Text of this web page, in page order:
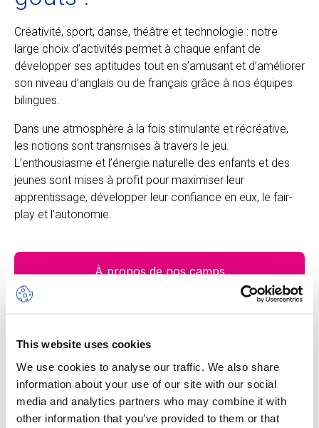
This website uses cookies
We use cookies to analyse our traffic. We also share
information about your use of our site with our social
media and analytics partners who may combine it with
other information that you’ve provided to them or that
Créativité, sport, danse, théâtre et technologie : notre
large choix d’activités permet à chaque enfant de
développer ses aptitudes tout en s’amusant et d’améliorer
son niveau d’anglais ou de français grâce à nos équipes
bilingues.
Dans une atmosphère à la fois stimulante et récréative,
les notions sont transmises à travers le jeu.
L’enthousiasme et l’énergie naturelle des enfants et des
jeunes sont mises à profit pour maximiser leur
apprentissage, développer leur confiance en eux, le fair-
play et l’autonomie.
À propos de nos camps
Notre valeur ajoutée